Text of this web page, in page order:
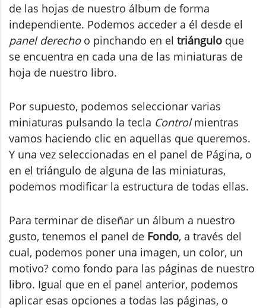
de las hojas de nuestro álbum de forma
independiente. Podemos acceder a él desde el
panel derechoo pinchando en el triángulo que
se encuentra en cada una de las miniaturas de
hoja de nuestro libro.
Por supuesto, podemos seleccionar varias
miniaturas pulsando la tecla Controlmientras
vamos haciendo clic en aquellas que queremos.
Y una vez seleccionadas en el panel de Página, o
en el triángulo de alguna de las miniaturas,
podemos modificar la estructura de todas ellas.
Para terminar de diseñar un álbum a nuestro
gusto, tenemos el panel de Fondo, a través del
cual, podemos poner una imagen, un color, un
motivo? como fondo para las páginas de nuestro
libro. Igual que en el panel anterior, podemos
aplicar esas opciones a todas las páginas, o